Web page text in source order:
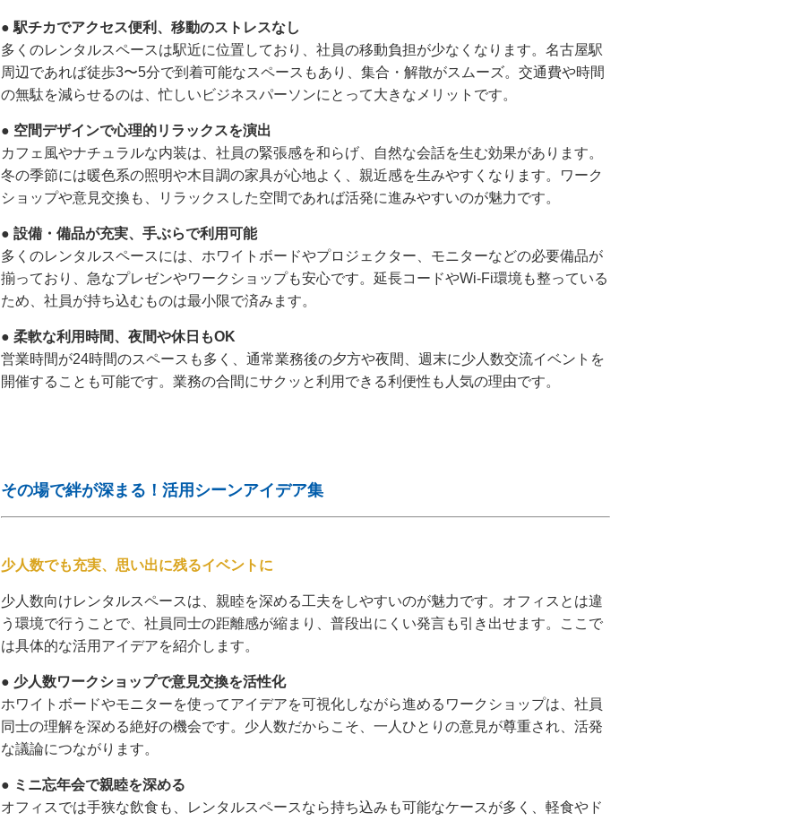
● 駅チカでアクセス便利、移動のストレスなし
多くのレンタルスペースは駅近に位置しており、社員の移動負担が少なくなります。名古屋駅
周辺であれば徒歩3〜5分で到着可能なスペースもあり、集合・解散がスムーズ。交通費や時間
の無駄を減らせるのは、忙しいビジネスパーソンにとって大きなメリットです。
● 空間デザインで心理的リラックスを演出
カフェ風やナチュラルな内装は、社員の緊張感を和らげ、自然な会話を生む効果があります。
冬の季節には暖色系の照明や木目調の家具が心地よく、親近感を生みやすくなります。ワーク
ショップや意見交換も、リラックスした空間であれば活発に進みやすいのが魅力です。
● 設備・備品が充実、手ぶらで利用可能
多くのレンタルスペースには、ホワイトボードやプロジェクター、モニターなどの必要備品が
揃っており、急なプレゼンやワークショップも安心です。延長コードやWi-Fi環境も整っている
ため、社員が持ち込むものは最小限で済みます。
● 柔軟な利用時間、夜間や休日もOK
営業時間が24時間のスペースも多く、通常業務後の夕方や夜間、週末に少人数交流イベントを
開催することも可能です。業務の合間にサクッと利用できる利便性も人気の理由です。
その場で絆が深まる！活用シーンアイデア集
少人数でも充実、思い出に残るイベントに
少人数向けレンタルスペースは、親睦を深める工夫をしやすいのが魅力です。オフィスとは違
う環境で行うことで、社員同士の距離感が縮まり、普段出にくい発言も引き出せます。ここで
は具体的な活用アイデアを紹介します。
● 少人数ワークショップで意見交換を活性化
ホワイトボードやモニターを使ってアイデアを可視化しながら進めるワークショップは、社員
同士の理解を深める絶好の機会です。少人数だからこそ、一人ひとりの意見が尊重され、活発
な議論につながります。
● ミニ忘年会で親睦を深める
オフィスでは手狭な飲食も、レンタルスペースなら持ち込みも可能なケースが多く、軽食やド